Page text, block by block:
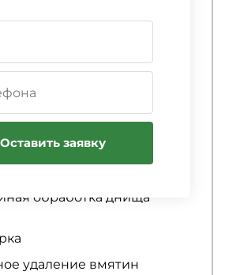
пленка для авто
пленка на капот
полиуретановая пленка
обработка авто
обработка автомобиля
обработка днища
удаление вмятин
Оставить заявку